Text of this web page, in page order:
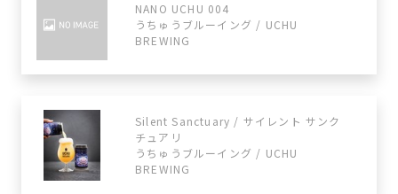
NANO UCHU 004
うちゅうブルーイング / UCHU
BREWING
Silent Sanctuary / サイレント サンク
チュアリ
うちゅうブルーイング / UCHU
BREWING